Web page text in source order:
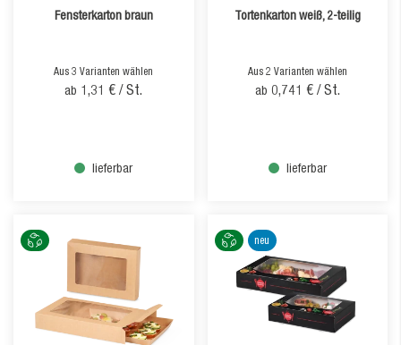
Fensterkarton braun
Aus 3 Varianten wählen
ab 1,31 € / St.
lieferbar
Tortenkarton weiß, 2-teilig
Aus 2 Varianten wählen
ab 0,741 € / St.
lieferbar
neu